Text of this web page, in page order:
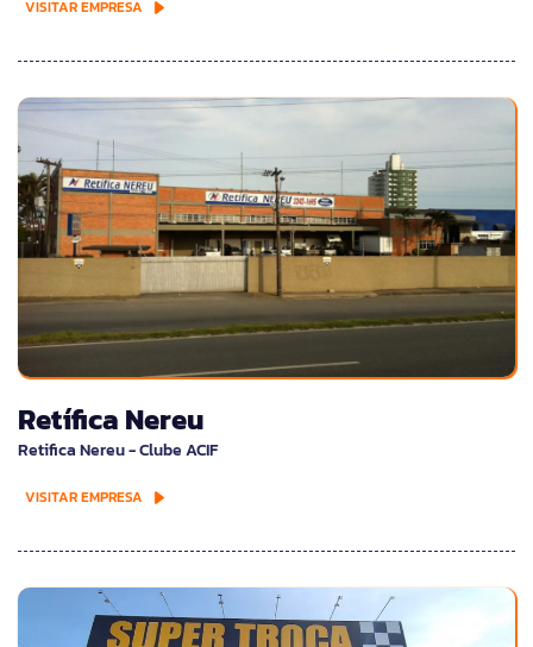
VISITAR EMPRESA
Retífica Nereu
Retifica Nereu - Clube ACIF
VISITAR EMPRESA